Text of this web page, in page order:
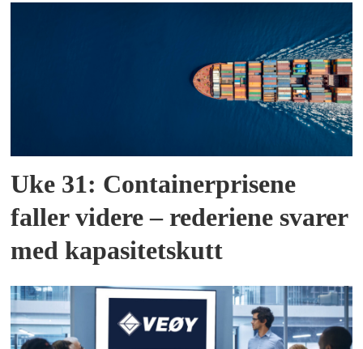
Uke 31: Containerprisene
faller videre – rederiene svarer
med kapasitetskutt